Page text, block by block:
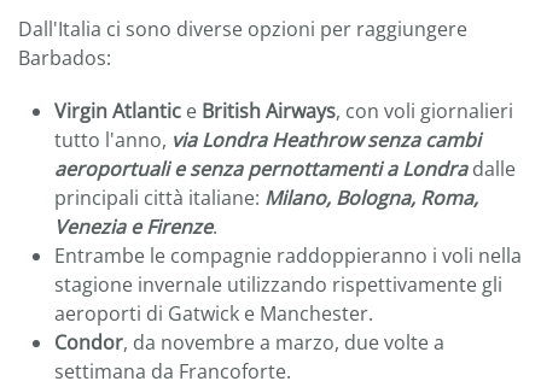
Dall'Italia ci sono diverse opzioni per raggiungere
Barbados:
Virgin Atlantic e British Airways, con voli giornalieri
tutto l'anno, via Londra Heathrow senza cambi
aeroportuali e senza pernottamenti a Londradalle
principali città italiane: Milano, Bologna, Roma,
Venezia e Firenze.
Entrambe le compagnie raddoppieranno i voli nella
stagione invernale utilizzando rispettivamente gli
aeroporti di Gatwick e Manchester.
Condor, da novembre a marzo, due volte a
settimana da Francoforte.